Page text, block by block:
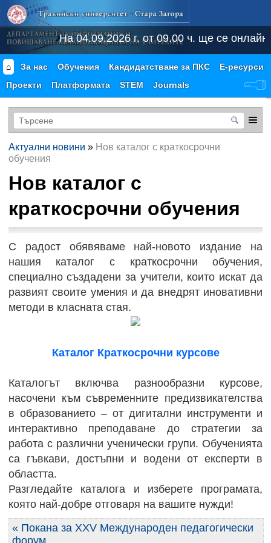
На 04.09.2026 г. от 09.00 ч. ще се онлайн
⌂ За нас Обучения Кандидатстване за ПКС
Е-ресурси
Проекти
Платформата STEM Journals
Актуални новини » Нов каталог с краткосрочни
обучения
Нов каталог с
краткосрочни обучения
С радост обявяваме най-новото издание на
нашия каталог с краткосрочни обучения,
специално създадени за учители, които искат да
развият своите умения и да внедрят иновативни
методи в класната стая.
Каталог Краткосрочни курсове
Каталогът включва разнообразни курсове,
насочени към съвременните предизвикателства
в образованието – от дигитални инструменти и
интерактивно преподаване до стратегии за
работа с различни ученически групи. Обученията
са гъвкави, достъпни и водени от експерти в
областта.
Разгледайте каталога и изберете програмата,
която най-добре отговаря на вашите нужди!
« Покана за XXV Международен педагогически
форум